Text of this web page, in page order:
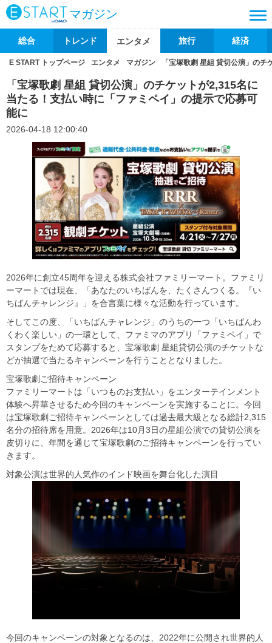
マガジン
総合 トレンド エンタメ 旅行 経済
E START トップページ エンタメ マガジン 「宝塚歌劇 星組 貸切公演」の
「宝塚歌劇 星組 貸切公演」のチケットが2,315名に
当たる！支払い時に「ファミペイ」の提示で応募可
能に
2026-04-18 12:00:40
2026年に創立45周年を迎える株式会社ファミリーマート。ファミリ
ーマートでは現在、「あなたのいちばんを、たくさんつくる。『い
ちばんチャレンジ』」を合言葉に様々な活動を行っています。
そしてこの度、「いちばんチャレンジ」のうちの一つ「いちばんわ
くわく楽しい」の一環として、ファミマのアプリ「ファミペイ」で
スタンプをためて応募すると、宝塚歌劇 星組貸切公演のチケットな
どが抽選で当たるキャンペーンを行うこととなりました。
宝塚歌劇ご招待キャンペーン
ファミリーマートは「いつものお支払い」をエンターテインメント
体験へ昇華させるため今回のキャンペーンを実施することに。今回
は宝塚歌劇ご招待キャンペーンとしては過去最大級となる総計2,315
名分の招待席を用意。2026年は10月3日の星組公演での貸切公演を
皮切りに、年間を通じて宝塚歌劇のご招待キャンペーンを行ってい
きます。
対象公演は世界的人気作のインド映画を舞台化した演目
今回のキャンペーンの対象となるのは、2022年に公開され世界的人